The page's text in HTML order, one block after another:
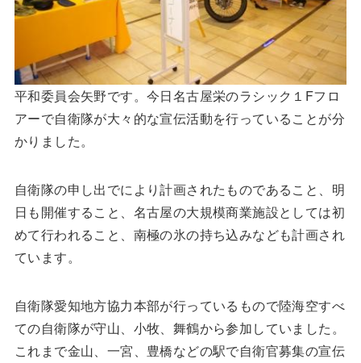
平和委員会矢野です。今日名古屋栄のラシック１Fフロ
アーで自衛隊が大々的な宣伝活動を行っていることが分
かりました。
自衛隊の申し出でにより計画されたものであること、明
日も開催すること、名古屋の大規模商業施設としては初
めて行われること、南極の氷の持ち込みなども計画され
ています。
自衛隊愛知地方協力本部が行っているもので陸海空すべ
ての自衛隊が守山、小牧、舞鶴から参加していました。
これまで金山、一宮、豊橋などの駅で自衛官募集の宣伝